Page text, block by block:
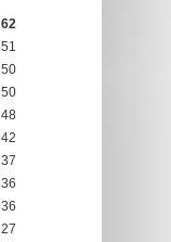
62
51
50
50
48
42
37
36
36
27